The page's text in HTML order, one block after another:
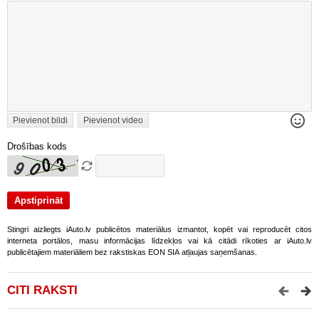
Pievienot bildi Pievienot video
Drošības kods
Stingri aizliegts iAuto.lv publicētos materiālus izmantot, kopēt vai reproducēt citos
interneta portālos, masu informācijas līdzekļos vai kā citādi rīkoties ar iAuto.lv
publicētajiem materiāliem bez rakstiskas EON SIA atļaujas saņemšanas.
CITI RAKSTI